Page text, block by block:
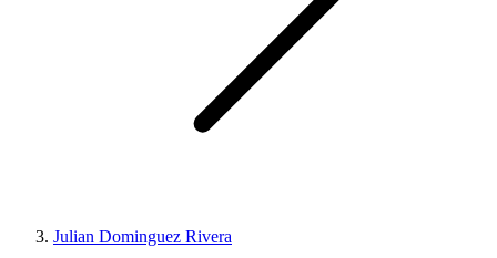
Julian Dominguez Rivera